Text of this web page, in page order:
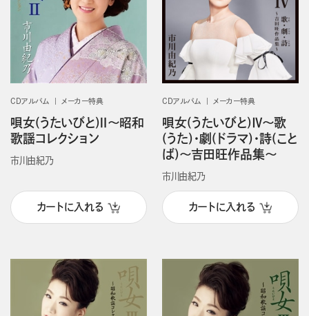
CDアルバム メーカー特典
唄女(うたいびと)Ⅱ～昭和
歌謡コレクション
市川由紀乃
カートに入れる
CDアルバム メーカー特典
唄女(うたいびと)Ⅳ～歌
(うた)・劇(ドラマ)・詩(こと
ば)～吉田旺作品集～
市川由紀乃
カートに入れる